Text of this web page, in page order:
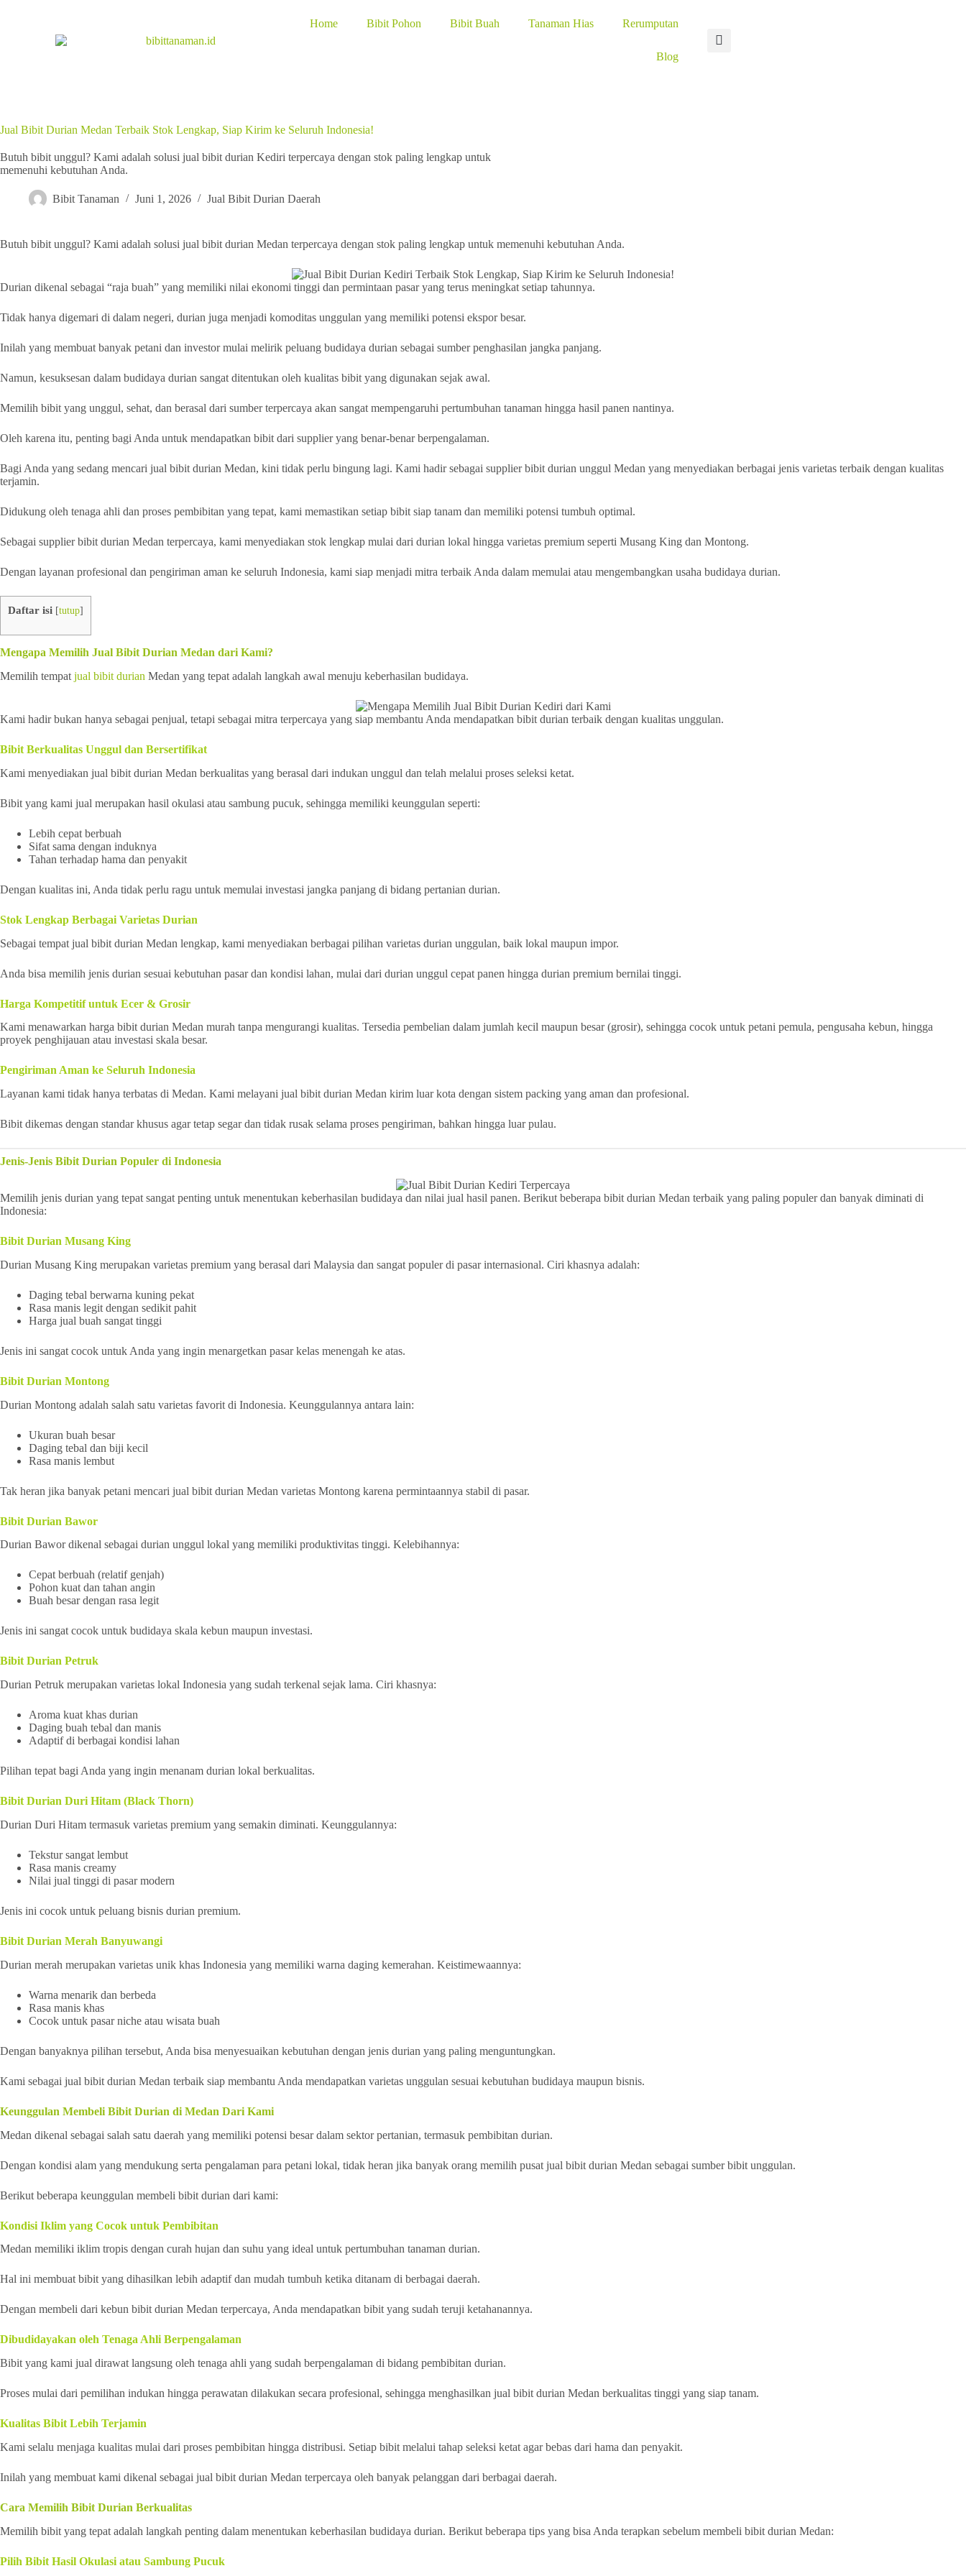
Home Bibit Pohon Bibit Buah Tanaman Hias Rerumputan
Blog
Jual Bibit Durian Medan Terbaik Stok Lengkap, Siap Kirim ke Seluruh Indonesia!
Butuh bibit unggul? Kami adalah solusi jual bibit durian Kediri terpercaya dengan stok paling lengkap untuk
memenuhi kebutuhan Anda.
Bibit Tanaman Juni 1, 2026 Jual Bibit Durian Daerah
Butuh bibit unggul? Kami adalah solusi jual bibit durian Medan terpercaya dengan stok paling lengkap untuk memenuhi kebutuhan Anda.
Durian dikenal sebagai “raja buah” yang memiliki nilai ekonomi tinggi dan permintaan pasar yang terus meningkat setiap tahunnya.
Tidak hanya digemari di dalam negeri, durian juga menjadi komoditas unggulan yang memiliki potensi ekspor besar.
Inilah yang membuat banyak petani dan investor mulai melirik peluang budidaya durian sebagai sumber penghasilan jangka panjang.
Namun, kesuksesan dalam budidaya durian sangat ditentukan oleh kualitas bibit yang digunakan sejak awal.
Memilih bibit yang unggul, sehat, dan berasal dari sumber terpercaya akan sangat mempengaruhi pertumbuhan tanaman hingga hasil panen nantinya.
Oleh karena itu, penting bagi Anda untuk mendapatkan bibit dari supplier yang benar-benar berpengalaman.
Bagi Anda yang sedang mencari jual bibit durian Medan, kini tidak perlu bingung lagi. Kami hadir sebagai supplier bibit durian unggul Medan yang menyediakan berbagai jenis varietas terbaik dengan kualitas
terjamin.
Didukung oleh tenaga ahli dan proses pembibitan yang tepat, kami memastikan setiap bibit siap tanam dan memiliki potensi tumbuh optimal.
Sebagai supplier bibit durian Medan terpercaya, kami menyediakan stok lengkap mulai dari durian lokal hingga varietas premium seperti Musang King dan Montong.
Dengan layanan profesional dan pengiriman aman ke seluruh Indonesia, kami siap menjadi mitra terbaik Anda dalam memulai atau mengembangkan usaha budidaya durian.
Daftar isi [tutup]
Mengapa Memilih Jual Bibit Durian Medan dari Kami?
Memilih tempat jual bibit durian Medan yang tepat adalah langkah awal menuju keberhasilan budidaya.
Kami hadir bukan hanya sebagai penjual, tetapi sebagai mitra terpercaya yang siap membantu Anda mendapatkan bibit durian terbaik dengan kualitas unggulan.
Bibit Berkualitas Unggul dan Bersertifikat
Kami menyediakan jual bibit durian Medan berkualitas yang berasal dari indukan unggul dan telah melalui proses seleksi ketat.
Bibit yang kami jual merupakan hasil okulasi atau sambung pucuk, sehingga memiliki keunggulan seperti:
Lebih cepat berbuah
Sifat sama dengan induknya
Tahan terhadap hama dan penyakit
Dengan kualitas ini, Anda tidak perlu ragu untuk memulai investasi jangka panjang di bidang pertanian durian.
Stok Lengkap Berbagai Varietas Durian
Sebagai tempat jual bibit durian Medan lengkap, kami menyediakan berbagai pilihan varietas durian unggulan, baik lokal maupun impor.
Anda bisa memilih jenis durian sesuai kebutuhan pasar dan kondisi lahan, mulai dari durian unggul cepat panen hingga durian premium bernilai tinggi.
Harga Kompetitif untuk Ecer & Grosir
Kami menawarkan harga bibit durian Medan murah tanpa mengurangi kualitas. Tersedia pembelian dalam jumlah kecil maupun besar (grosir), sehingga cocok untuk petani pemula, pengusaha kebun, hingga
proyek penghijauan atau investasi skala besar.
Pengiriman Aman ke Seluruh Indonesia
Layanan kami tidak hanya terbatas di Medan. Kami melayani jual bibit durian Medan kirim luar kota dengan sistem packing yang aman dan profesional.
Bibit dikemas dengan standar khusus agar tetap segar dan tidak rusak selama proses pengiriman, bahkan hingga luar pulau.
Jenis-Jenis Bibit Durian Populer di Indonesia
Memilih jenis durian yang tepat sangat penting untuk menentukan keberhasilan budidaya dan nilai jual hasil panen. Berikut beberapa bibit durian Medan terbaik yang paling populer dan banyak diminati di
Indonesia:
Bibit Durian Musang King
Durian Musang King merupakan varietas premium yang berasal dari Malaysia dan sangat populer di pasar internasional. Ciri khasnya adalah:
Daging tebal berwarna kuning pekat
Rasa manis legit dengan sedikit pahit
Harga jual buah sangat tinggi
Jenis ini sangat cocok untuk Anda yang ingin menargetkan pasar kelas menengah ke atas.
Bibit Durian Montong
Durian Montong adalah salah satu varietas favorit di Indonesia. Keunggulannya antara lain:
Ukuran buah besar
Daging tebal dan biji kecil
Rasa manis lembut
Tak heran jika banyak petani mencari jual bibit durian Medan varietas Montong karena permintaannya stabil di pasar.
Bibit Durian Bawor
Durian Bawor dikenal sebagai durian unggul lokal yang memiliki produktivitas tinggi. Kelebihannya:
Cepat berbuah (relatif genjah)
Pohon kuat dan tahan angin
Buah besar dengan rasa legit
Jenis ini sangat cocok untuk budidaya skala kebun maupun investasi.
Bibit Durian Petruk
Durian Petruk merupakan varietas lokal Indonesia yang sudah terkenal sejak lama. Ciri khasnya:
Aroma kuat khas durian
Daging buah tebal dan manis
Adaptif di berbagai kondisi lahan
Pilihan tepat bagi Anda yang ingin menanam durian lokal berkualitas.
Bibit Durian Duri Hitam (Black Thorn)
Durian Duri Hitam termasuk varietas premium yang semakin diminati. Keunggulannya:
Tekstur sangat lembut
Rasa manis creamy
Nilai jual tinggi di pasar modern
Jenis ini cocok untuk peluang bisnis durian premium.
Bibit Durian Merah Banyuwangi
Durian merah merupakan varietas unik khas Indonesia yang memiliki warna daging kemerahan. Keistimewaannya:
Warna menarik dan berbeda
Rasa manis khas
Cocok untuk pasar niche atau wisata buah
Dengan banyaknya pilihan tersebut, Anda bisa menyesuaikan kebutuhan dengan jenis durian yang paling menguntungkan.
Kami sebagai jual bibit durian Medan terbaik siap membantu Anda mendapatkan varietas unggulan sesuai kebutuhan budidaya maupun bisnis.
Keunggulan Membeli Bibit Durian di Medan Dari Kami
Medan dikenal sebagai salah satu daerah yang memiliki potensi besar dalam sektor pertanian, termasuk pembibitan durian.
Dengan kondisi alam yang mendukung serta pengalaman para petani lokal, tidak heran jika banyak orang memilih pusat jual bibit durian Medan sebagai sumber bibit unggulan.
Berikut beberapa keunggulan membeli bibit durian dari kami:
Kondisi Iklim yang Cocok untuk Pembibitan
Medan memiliki iklim tropis dengan curah hujan dan suhu yang ideal untuk pertumbuhan tanaman durian.
Hal ini membuat bibit yang dihasilkan lebih adaptif dan mudah tumbuh ketika ditanam di berbagai daerah.
Dengan membeli dari kebun bibit durian Medan terpercaya, Anda mendapatkan bibit yang sudah teruji ketahanannya.
Dibudidayakan oleh Tenaga Ahli Berpengalaman
Bibit yang kami jual dirawat langsung oleh tenaga ahli yang sudah berpengalaman di bidang pembibitan durian.
Proses mulai dari pemilihan indukan hingga perawatan dilakukan secara profesional, sehingga menghasilkan jual bibit durian Medan berkualitas tinggi yang siap tanam.
Kualitas Bibit Lebih Terjamin
Kami selalu menjaga kualitas mulai dari proses pembibitan hingga distribusi. Setiap bibit melalui tahap seleksi ketat agar bebas dari hama dan penyakit.
Inilah yang membuat kami dikenal sebagai jual bibit durian Medan terpercaya oleh banyak pelanggan dari berbagai daerah.
Cara Memilih Bibit Durian Berkualitas
Memilih bibit yang tepat adalah langkah penting dalam menentukan keberhasilan budidaya durian. Berikut beberapa tips yang bisa Anda terapkan sebelum membeli bibit durian Medan:
Pilih Bibit Hasil Okulasi atau Sambung Pucuk